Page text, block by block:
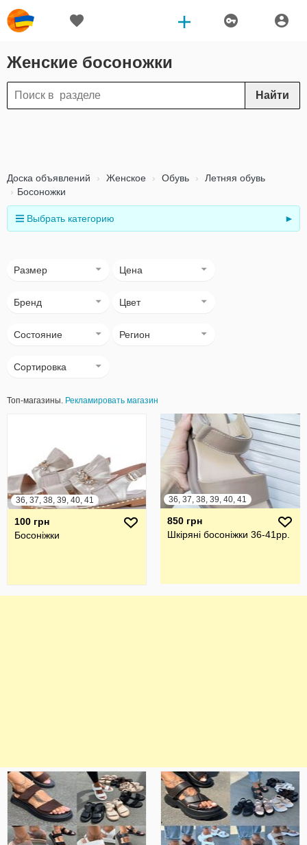
Женские босоножки
Найти
Доска объявлений Женское Обувь
Летняя обувь
Босоножки
Выбрать категорию ►
Размер Цена
Бренд Цвет
Состояние Регион
Сортировка
Топ-магазины. Рекламировать магазин
36, 37, 38, 39, 40, 41
100 грн
Босоніжки
36, 37, 38, 39, 40, 41
850 грн
Шкіряні босоніжки 36-41рр.